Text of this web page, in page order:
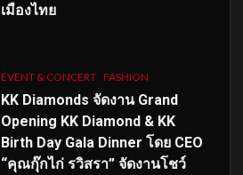
เมืองไทย
EVENT & CONCERT FASHION
KK Diamonds จัดงาน Grand
Opening KK Diamond & KK
Birth Day Gala Dinner โดย CEO
“คุณกุ๊กไก่ รวิสรา” จัดงานโชว์